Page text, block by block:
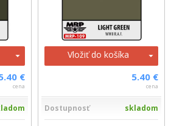
€
cena
Vložiť do košíka
5.40 €
cena
Dostupnosť skladom